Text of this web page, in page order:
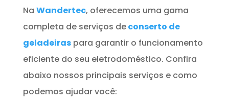
Na Wandertec, oferecemos uma gama
completa de serviços deconserto de
geladeiraspara garantir o funcionamento
eficiente do seu eletrodoméstico. Confira
abaixo nossos principais serviços e como
podemos ajudar você: